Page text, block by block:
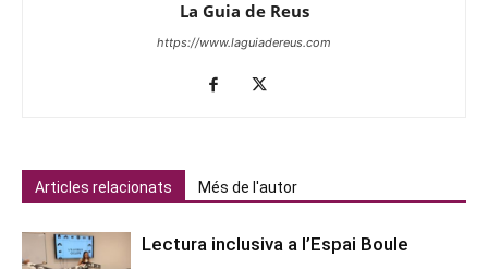
La Guia de Reus
https://www.laguiadereus.com
Articles relacionats Més de l'autor
Lectura inclusiva a l’Espai Boule